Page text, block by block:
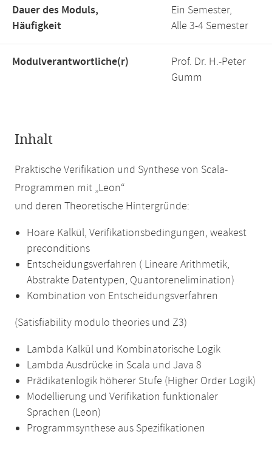
Dauer des Moduls,
Häufigkeit
Ein Semester,
Alle 3-4 Semester
Modulverantwortliche(r)
Prof. Dr. H.-Peter
Gumm
Inhalt
Praktische Verifikation und Synthese von Scala-
Programmen mit „Leon“
und deren Theoretische Hintergründe:
Hoare Kalkül, Verifikationsbedingungen, weakest
preconditions
Entscheidungsverfahren ( Lineare Arithmetik,
Abstrakte Datentypen, Quantorenelimination)
Kombination von Entscheidungsverfahren
(Satisfiability modulo theories und Z3)
Lambda Kalkül und Kombinatorische Logik
Lambda Ausdrücke in Scala und Java 8
Prädikatenlogik höherer Stufe (Higher Order Logik)
Modellierung und Verifikation funktionaler
Sprachen (Leon)
Programmsynthese aus Spezifikationen